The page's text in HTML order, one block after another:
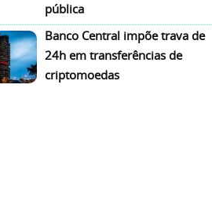
pública
Banco Central impõe trava de
24h em transferências de
criptomoedas